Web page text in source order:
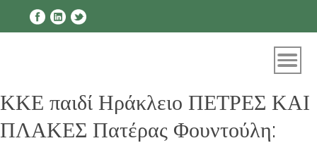
ΚΚΕ παιδί Ηράκλειο ΠΕΤΡΕΣ ΚΑΙ
ΠΛΑΚΕΣ Πατέρας Φουντούλη: